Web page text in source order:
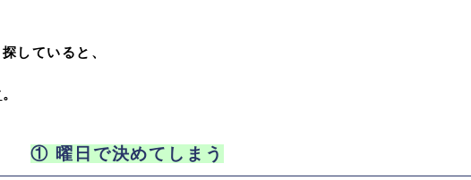
していると、
。
① 曜日で決めてしまう